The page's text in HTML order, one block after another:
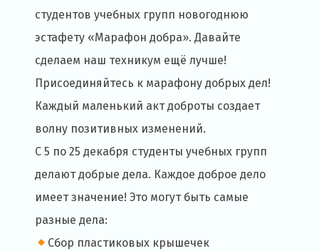
студентов учебных групп новогоднюю
эстафету «Марафон добра». Давайте
сделаем наш техникум ещё лучше!
Присоединяйтесь к марафону добрых дел!
Каждый маленький акт доброты создает
волну позитивных изменений.
С 5 по 25 декабря студенты учебных групп
делают добрые дела. Каждое доброе дело
имеет значение! Это могут быть самые
разные дела:
Сбор пластиковых крышечек